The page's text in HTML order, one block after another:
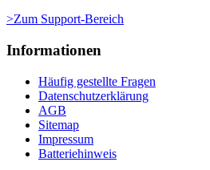
>Zum Support-Bereich
Informationen
Häufig gestellte Fragen
Datenschutzerklärung
AGB
Sitemap
Impressum
Batteriehinweis